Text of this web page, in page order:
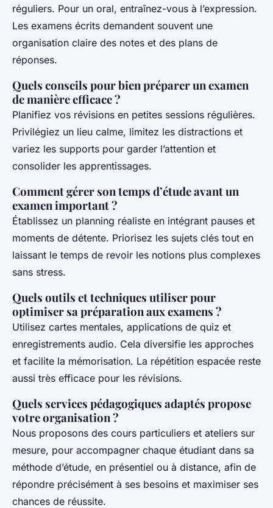
réguliers. Pour un oral, entraînez-vous à l’expression.
Les examens écrits demandent souvent une
organisation claire des notes et des plans de
réponses.
Quels conseils pour bien préparer un examen
de manière efficace ?
Planifiez vos révisions en petites sessions régulières.
Privilégiez un lieu calme, limitez les distractions et
variez les supports pour garder l’attention et
consolider les apprentissages.
Comment gérer son temps d’étude avant un
examen important ?
Établissez un planning réaliste en intégrant pauses et
moments de détente. Priorisez les sujets clés tout en
laissant le temps de revoir les notions plus complexes
sans stress.
Quels outils et techniques utiliser pour
optimiser sa préparation aux examens ?
Utilisez cartes mentales, applications de quiz et
enregistrements audio. Cela diversifie les approches
et facilite la mémorisation. La répétition espacée reste
aussi très efficace pour les révisions.
Quels services pédagogiques adaptés propose
votre organisation ?
Nous proposons des cours particuliers et ateliers sur
mesure, pour accompagner chaque étudiant dans sa
méthode d’étude, en présentiel ou à distance, afin de
répondre précisément à ses besoins et maximiser ses
chances de réussite.